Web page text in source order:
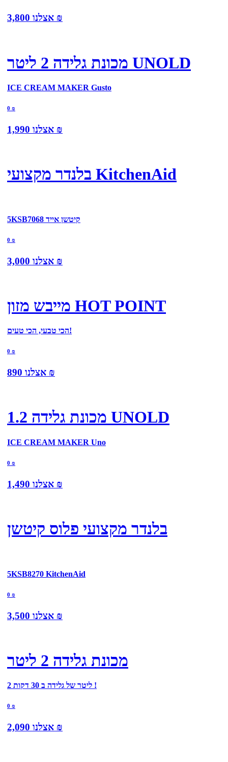
אצלנו 3,800 ₪
מכונת גלידה 2 ליטר UNOLD
ICE CREAM MAKER Gusto
0 ₪
אצלנו 1,990 ₪
בלנדר מקצועי KitchenAid
5KSB7068 קיטשן אייד
0 ₪
אצלנו 3,000 ₪
מייבש מזון HOT POINT
הכי טבעי, הכי טעים!
0 ₪
אצלנו 890 ₪
מכונת גלידה 1.2 UNOLD
ICE CREAM MAKER Uno
0 ₪
אצלנו 1,490 ₪
בלנדר מקצועי פלוס קיטשן
5KSB8270 KitchenAid
0 ₪
אצלנו 3,500 ₪
מכונת גלידה 2 ליטר
2 ליטר של גלידה ב 30 דקות !
0 ₪
אצלנו 2,090 ₪